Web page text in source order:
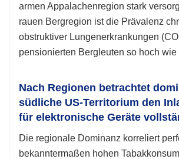
armen Appalachenregion stark
rauen Bergregion ist die Prävalenz
obstruktiver Lungenerkrankungen
pensionierten Bergleuten so hoch wie
Nach Regionen betrachtet
südliche US-Territorium den
für elektronische Geräte
Die regionale Dominanz korreliert
bekanntermaßen hohen